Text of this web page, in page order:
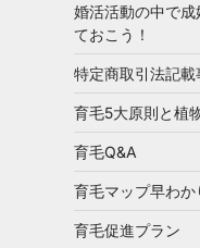
婚活活動の中で
ておこう！
特定商取引法記載
育毛5大原則と植
育毛Q&A
育毛マップ早わか
育毛促進プラン